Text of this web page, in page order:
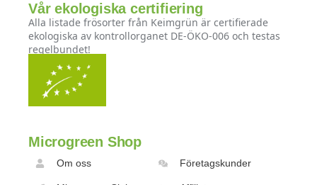
Vår ekologiska certifiering
Alla listade frösorter från Keimgrün är certifierade
ekologiska av kontrollorganet DE-ÖKO-006 och testas
regelbundet!
Microgreen Shop
Om oss Företagskunder